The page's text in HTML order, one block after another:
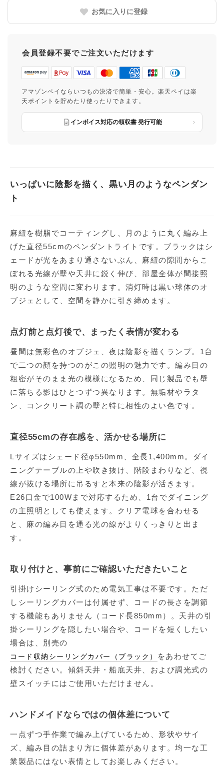
お気に入りに登録
会員登録不要でご注文いただけます
アマゾンペイならいつもの決済で簡単・安心。楽天ペイは楽
天ポイントを貯めたり使ったりできます。
インボイス対応の領収書 発行可能
いっぱいに陰影を描く、黒い月のようなペンダン
ト
麻紐を樹脂でコーティングし、月のように丸く編み上
げた直径55cmのペンダントライトです。ブラックはシ
ェードが光をあまり通さないぶん、麻紐の隙間からこ
ぼれる光線が壁や天井に鋭く伸び、部屋全体が間接照
明のような空間に変わります。消灯時は黒い球体のオ
ブジェとして、空間を静かに引き締めます。
点灯前と点灯後で、まったく表情が変わる
昼間は無彩色のオブジェ、夜は陰影を描くランプ。1台
で二つの顔を持つのがこの照明の魅力です。編み目の
粗密がそのまま光の模様になるため、同じ製品でも壁
に落ちる影はひとつずつ異なります。無垢材やラタ
ン、コンクリート調の壁と特に相性のよい色です。
直径55cmの存在感を、活かせる場所に
Lサイズはシェード径φ550mm、全長1,400mm。ダイ
ニングテーブルの上や吹き抜け、階段まわりなど、視
線が抜ける場所に吊るすと本来の陰影が活きます。
E26口金で100Wまで対応するため、1台でダイニング
の主照明としても使えます。クリア電球を合わせる
と、麻の編み目を通る光の線がよりくっきりと出ま
す。
取り付けと、事前にご確認いただきたいこと
引掛けシーリング式のため電気工事は不要です。ただ
しシーリングカバーは付属せず、コードの長さを調節
する機能もありません（コード長850mm）。天井の引
掛シーリングを隠したい場合や、コードを短くしたい
場合は、別売の
コード収納シーリングカバー（ブラック）
をあわせてご
検討ください。傾斜天井・船底天井、および調光式の
壁スイッチにはご使用いただけません。
ハンドメイドならではの個体差について
一点ずつ手作業で編み上げているため、形状やサイ
ズ、編み目の詰まり方に個体差があります。均一な工
業製品にはない表情としてお楽しみください。